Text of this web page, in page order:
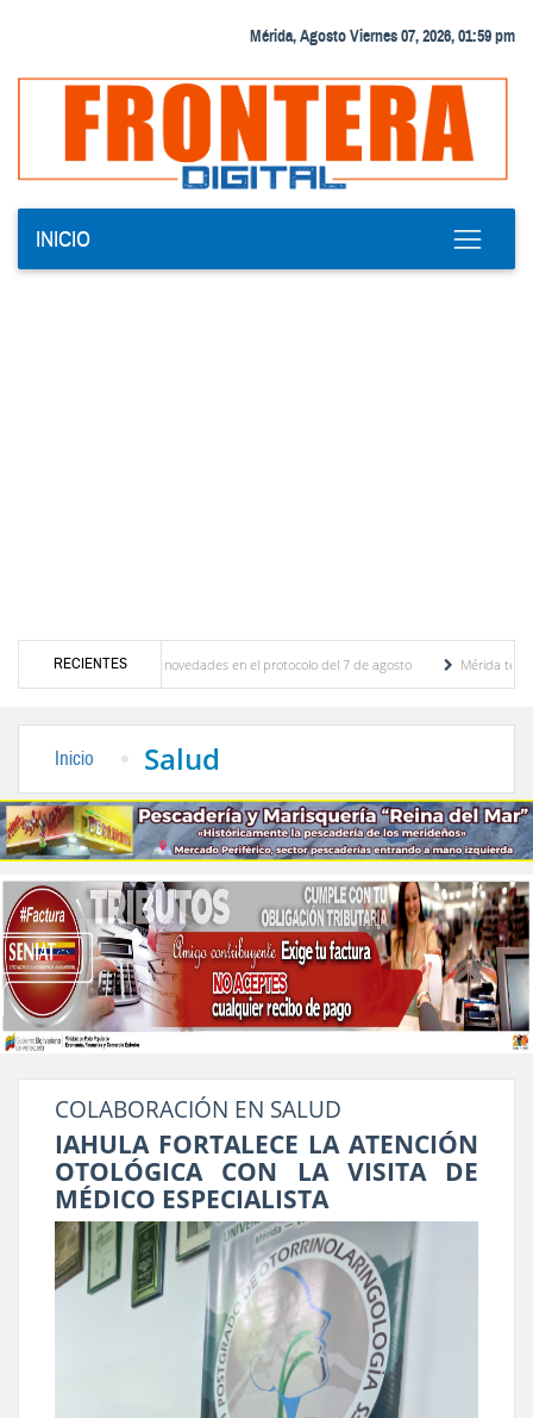
Mérida, Agosto Viernes 07, 2026, 01:59 pm
INICIO
RECIENTES
y se conocieron novedades en el protocolo del 7 de agosto
Mérida territorio
Inicio Salud
COLABORACIÓN EN SALUD
IAHULA FORTALECE LA ATENCIÓN
OTOLÓGICA CON LA VISITA DE
MÉDICO ESPECIALISTA